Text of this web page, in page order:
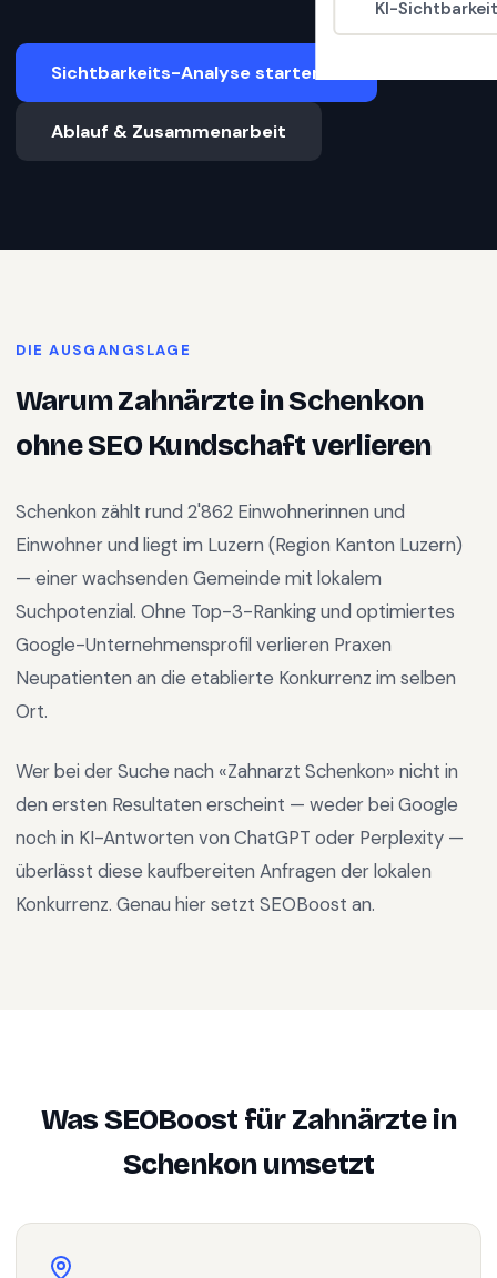
KI-
Sichtbarkeits-Analyse starten
Ablauf & Zusammenarbeit
DIE AUSGANGSLAGE
WarumZahnärzteinSchenkon
ohne SEO Kundschaft verlieren
Schenkon zählt rund 2'862 Einwohnerinnen und
Einwohner und liegt im Luzern (Region Kanton Luzern)
— einer wachsenden Gemeinde mit lokalem
Suchpotenzial. Ohne Top-3-Ranking und optimiertes
Google-Unternehmensprofil verlieren Praxen
Neupatienten an die etablierte Konkurrenz im selben
Ort.
Wer bei der Suche nach «Zahnarzt Schenkon» nicht in
den ersten Resultaten erscheint — weder bei Google
noch in KI-Antworten von ChatGPT oder Perplexity —
überlässt diese kaufbereiten Anfragen der lokalen
Konkurrenz. Genau hier setzt SEOBoost an.
Was SEOBoost fürZahnärztein
Schenkonumsetzt